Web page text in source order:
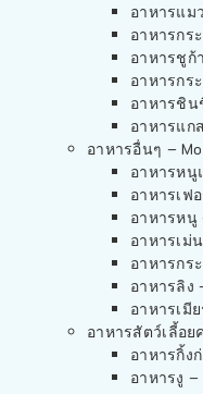
อาหารแม
อาหารกร
อาหารชูก้
อาหารกร
อาหารชิน
อาหารแก
อาหารอื่นๆ –
อาหารหนู
อาหารเฟ
อาหารหนู
อาหารเม่
อาหารกร
อาหารลิง
อาหารเมี
อาหารสัตว์เลี้อ
อาหารกิ้ง
อาหารงู –